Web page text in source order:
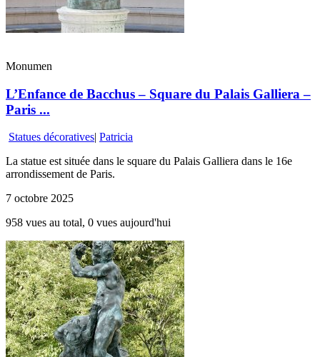
Monumen
L’Enfance de Bacchus – Square du Palais Galliera –
Paris ...
Statues décoratives| Patricia
La statue est située dans le square du Palais Galliera dans le 16e
arrondissement de Paris.
7 octobre 2025
958 vues au total, 0 vues aujourd'hui